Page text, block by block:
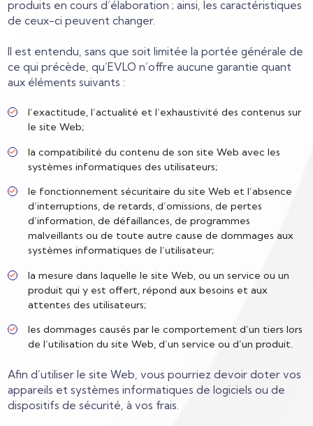
produits en cours d’élaboration ; ainsi, les caractéristiques
de ceux-ci peuvent changer.
Il est entendu, sans que soit limitée la portée générale de
ce qui précède, qu’EVLO n’offre aucune garantie quant
aux éléments suivants :
l’exactitude, l’actualité et l’exhaustivité des contenus sur
le site Web;
la compatibilité du contenu de son site Web avec les
systèmes informatiques des utilisateurs;
le fonctionnement sécuritaire du site Web et l’absence
d’interruptions, de retards, d’omissions, de pertes
d’information, de défaillances, de programmes
malveillants ou de toute autre cause de dommages aux
systèmes informatiques de l’utilisateur;
la mesure dans laquelle le site Web, ou un service ou un
produit qui y est offert, répond aux besoins et aux
attentes des utilisateurs;
les dommages causés par le comportement d’un tiers lors
de l’utilisation du site Web, d’un service ou d’un produit.
Afin d’utiliser le site Web, vous pourriez devoir doter vos
appareils et systèmes informatiques de logiciels ou de
dispositifs de sécurité, à vos frais.